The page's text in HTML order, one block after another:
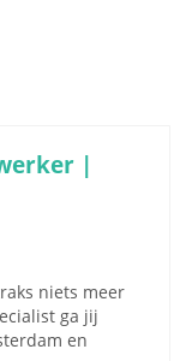
|
niets meer
ga jij
en